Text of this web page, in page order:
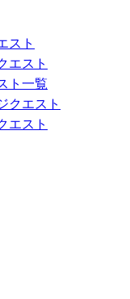
スト
エスト
ト一覧
クエスト
エスト